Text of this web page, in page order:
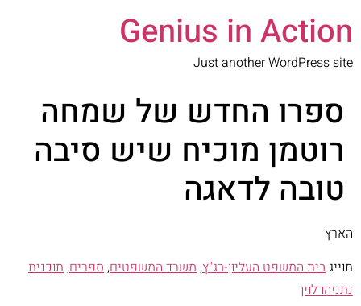
Genius in Action
Just another WordPress site
ספרו החדש של שמחה
רוטמן מוכיח שיש סיבה
טובה לדאגה
הארץ
תוייגבית המשפט העליון-בג"ץ,משרד המשפטים,ספרים,תוכנית
נתניהו־לוין